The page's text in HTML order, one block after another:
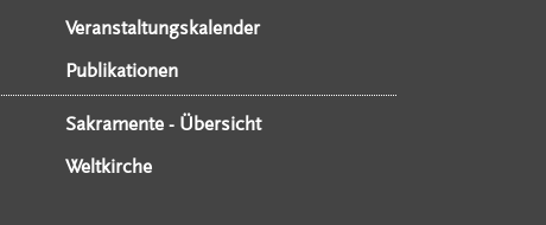
Veranstaltungskalender
Publikationen
Sakramente - Übersicht
Weltkirche